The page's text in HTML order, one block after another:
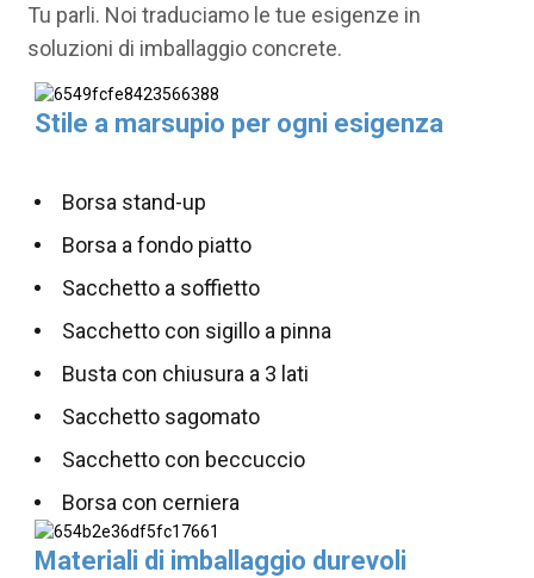
Tu parli. Noi traduciamo le tue esigenze in
soluzioni di imballaggio concrete.
Stile a marsupio per ogni esigenza
Borsa stand-up
Borsa a fondo piatto
Sacchetto a soffietto
Sacchetto con sigillo a pinna
Busta con chiusura a 3 lati
Sacchetto sagomato
Sacchetto con beccuccio
Borsa con cerniera
Materiali di imballaggio durevoli